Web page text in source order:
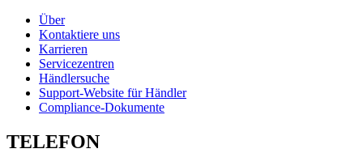
Über
Kontaktiere uns
Karrieren
Servicezentren
Händlersuche
Support-Website für Händler
Compliance-Dokumente
TELEFON